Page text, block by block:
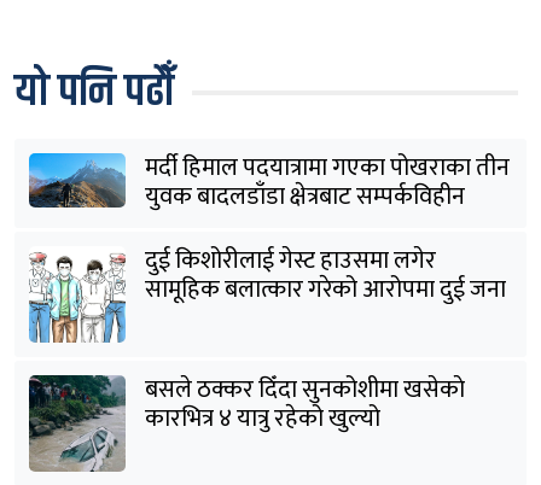
यो पनि पढौँ
मर्दी हिमाल पदयात्रामा गएका पोखराका तीन
युवक बादलडाँडा क्षेत्रबाट सम्पर्कविहीन
दुई किशोरीलाई गेस्ट हाउसमा लगेर
सामूहिक बलात्कार गरेको आरोपमा दुई जना
पक्राउ
बसले ठक्कर दिँदा सुनकोशीमा खसेकाे
कारभित्र ४ यात्रु रहेको खुल्यो